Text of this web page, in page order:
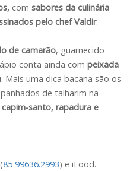
com sabores da culinária
pelo chef Valdir.
de camarão, guarnecido
conta ainda com peixada
. Mais uma dica bacana são os
de talharim na
capim-santo, rapadura e
85 99636.2993) e iFood.